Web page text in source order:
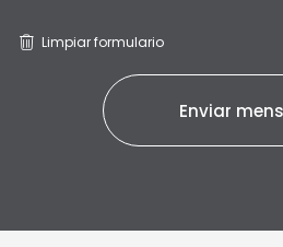
Limpiar formulario